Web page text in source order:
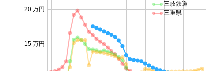
15 万円
20 万円
三岐鉄道
三重県